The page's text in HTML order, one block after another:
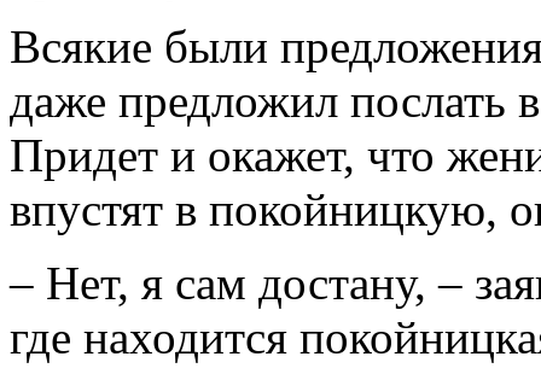
Всякие были
даже предложил послать
Придет и окажет, что
впустят в покойницкую,
– Нет, я сам достану, –
где находится